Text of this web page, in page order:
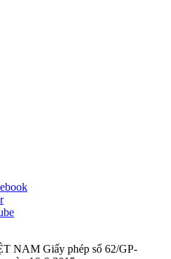
NAM Giấy phép số 62/GP-